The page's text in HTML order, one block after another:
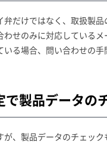
だけではなく、取扱製
わせのみに対応している
る場合、問い合わせの
で製品データの
、製品データのチェック